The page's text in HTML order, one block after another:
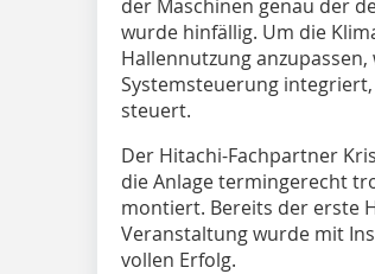
der Maschinen genau der
wurde hinfällig. Um die
Hallennutzung
Systemsteuerung
steuert.
Der Hitachi-Fachpartner
die Anlage termingerecht
montiert. Bereits der erste
Veranstaltung wurde mit
vollen Erfolg.